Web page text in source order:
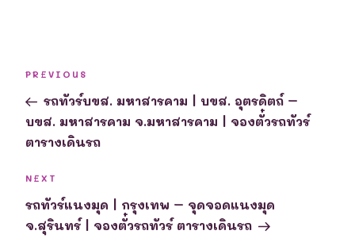
navigation
Previous
Post
PREVIOUS
รถทัวร์บขส. มหาสารคาม | บขส. อุตรดิตถ์ –
บขส. มหาสารคาม จ.มหาสารคาม | จองตั๋วรถทัวร์
ตารางเดินรถ
Next
Post
NEXT
รถทัวร์แนงมุด | กรุงเทพ – จุดจอดแนงมุด
จ.สุรินทร์ | จองตั๋วรถทัวร์ ตารางเดินรถ